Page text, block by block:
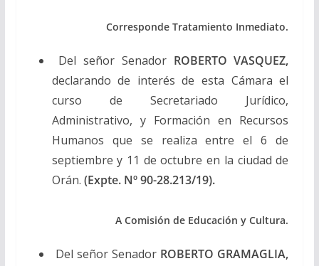
Corresponde Tratamiento Inmediato.
Del señor SenadorROBERTO VASQUEZ,
declarando de interés de esta Cámara el
curso de Secretariado Jurídico,
Administrativo, y Formación en Recursos
Humanos que se realiza entre el 6 de
septiembre y 11 de octubre en la ciudad de
Orán. (Expte. Nº 90-28.213/19).
A Comisión de Educación y Cultura.
Del señor Senador ROBERTO GRAMAGLIA,